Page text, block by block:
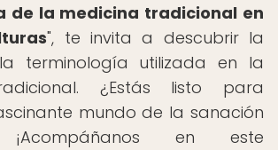
de la medicina tradicional en
", te invita a descubrir la
terminología utilizada en la
¿Estás listo para
mundo de la sanación
¡Acompáñanos en este